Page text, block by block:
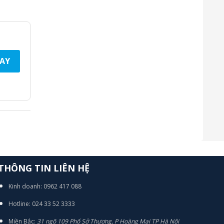
TIN LIÊN HỆ
Kinh doanh: 0962 417 088
Hotline: 024 33 52 3333
Miền Bắc: 31 ngõ 109 Phố Sở Thượng, P Hoàng Mai TP Hà Nội